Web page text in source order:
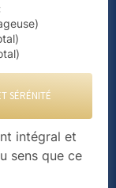
SÉRÉNITÉ
intégral et
sens que ce